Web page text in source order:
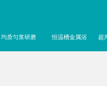
均质匀浆研磨 恒温槽金属浴 超